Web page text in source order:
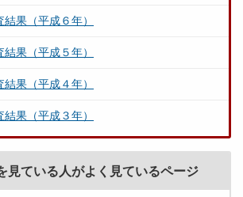
果（平成６年）
果（平成５年）
果（平成４年）
果（平成３年）
見ている人がよく見ているページ